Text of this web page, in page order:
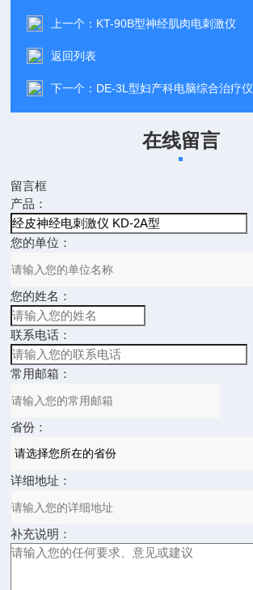
上一个： KT-90B型神经肌肉电刺激仪
返回列表
下一个： DE-3L型妇产科电脑综合治疗仪
在线留言
留言框
产品：
您的单位：
您的姓名：
联系电话：
常用邮箱：
省份：
详细地址：
补充说明：